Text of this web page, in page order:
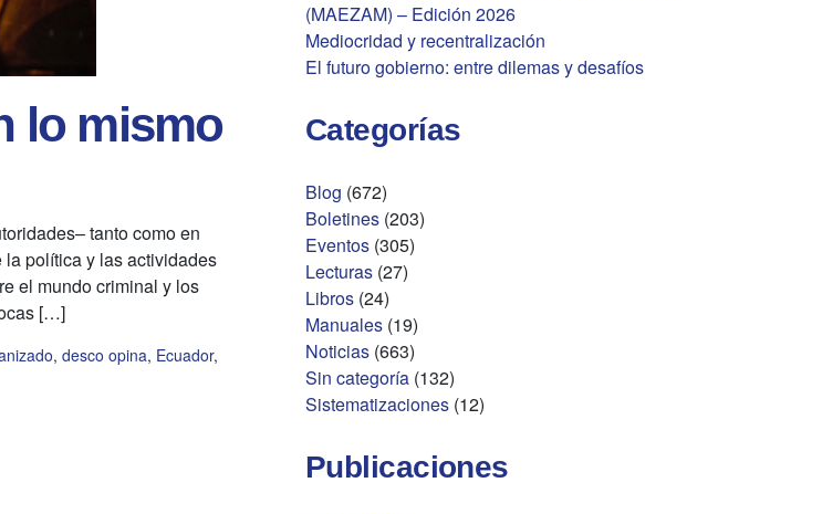
lo mismo
tanto como en
política y las actividades
el mundo criminal y los
[…]
, desco opina, Ecuador,
(MAEZAM) – Edición 2026
Mediocridad y recentralización
El futuro gobierno: entre dilemas y desafíos
Categorías
Blog (672)
Boletines (203)
Eventos (305)
Lecturas (27)
Libros (24)
Manuales (19)
Noticias (663)
Sin categoría (132)
Sistematizaciones (12)
Publicaciones